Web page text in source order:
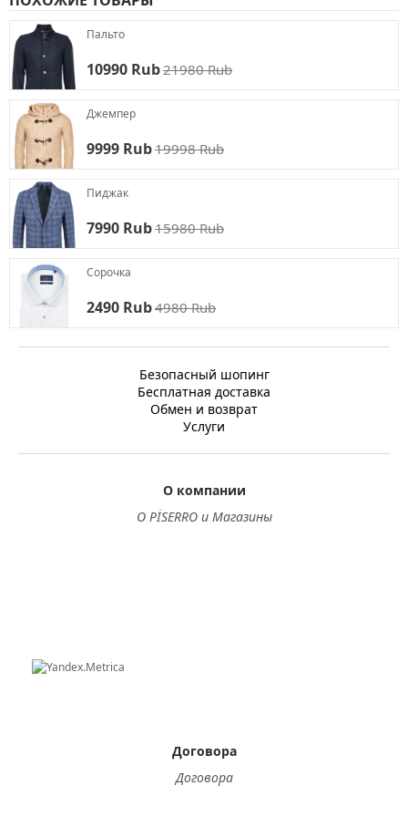
Пальто
10990 Rub21980 Rub
Джемпер
9999 Rub19998 Rub
Пиджак
7990 Rub15980 Rub
Сорочка
2490 Rub4980 Rub
Безопасный шопинг
Бесплатная доставка
Обмен и возврат
Услуги
О компании
О PİSERRO и Магазины
Договора
Договора